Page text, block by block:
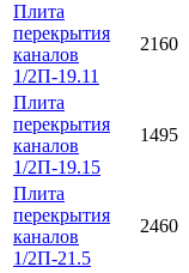
Плита
перекрытия
каналов
1/2П-19.11
2160
Плита
перекрытия
каналов
1/2П-19.15
1495
Плита
перекрытия
каналов
1/2П-21.5
2460